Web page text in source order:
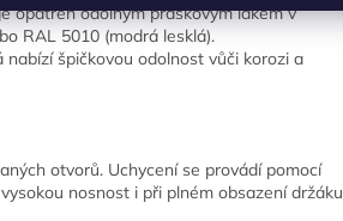
opatřen odolným práškovým lakem v
RAL 5010 (modrá lesklá).
špičkovou odolnost vůči korozi a
otvorů. Uchycení se provádí pomocí
nosnost i při plném obsazení držáku